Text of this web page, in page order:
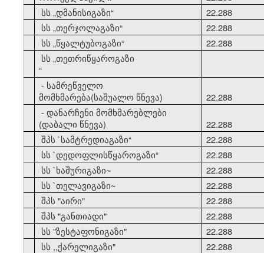
სს„დმანისიგაზი“
22.288
სს„თერჯოლაგაზი“
22.288
სს„წყალტუბოგაზი“ 22.288
სს„თეთრიწყაროგაზი
“
- სამრეწველო
მომხმარება(საშუალო წნევა)
22.288
- დანარჩენი მომხმარებლები
(დაბალი წნევა)
22.288
შპს `სამტრედიაგაზი“
22.288
სს `დედოფლისწყაროგაზი“
22.288
სს `ხაშურიგაზი~
22.288
სს `თელავიგაზი~
22.288
შპს "აირი"
22.288
შპს "განთიადი"
22.288
სს "ზესტაფონიგაზი"
22.288
სს ,,ქარელიგაზი"
22.288